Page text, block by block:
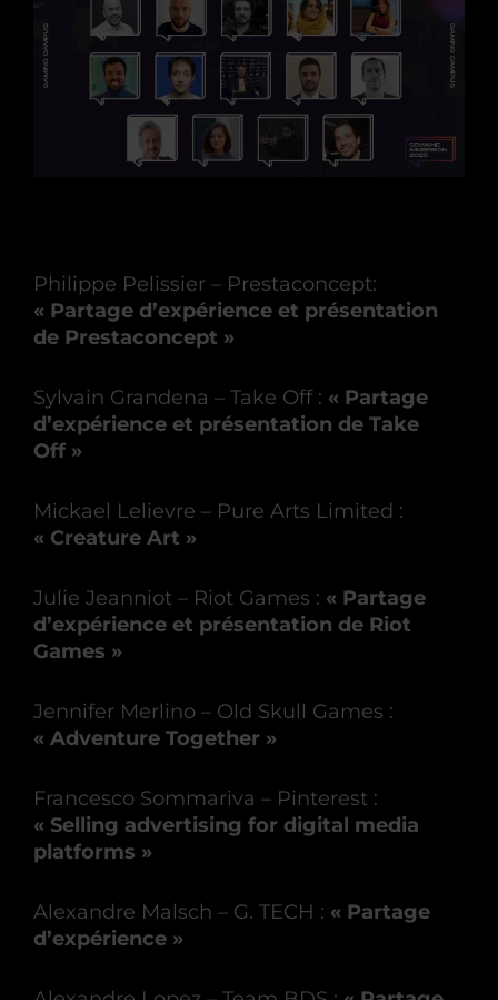
Philippe Pelissier – Prestaconcept:
« Partage d’expérience et présentation
de Prestaconcept »
Sylvain Grandena – Take Off : « Partage
d’expérience et présentation de Take
Off »
Mickael Lelievre – Pure Arts Limited :
« Creature Art »
Julie Jeanniot – Riot Games : « Partage
d’expérience et présentation de Riot
Games »
Jennifer Merlino – Old Skull Games :
« Adventure Together »
Francesco Sommariva – Pinterest :
« Selling advertising for digital media
platforms »
Alexandre Malsch – G. TECH : « Partage
d’expérience »